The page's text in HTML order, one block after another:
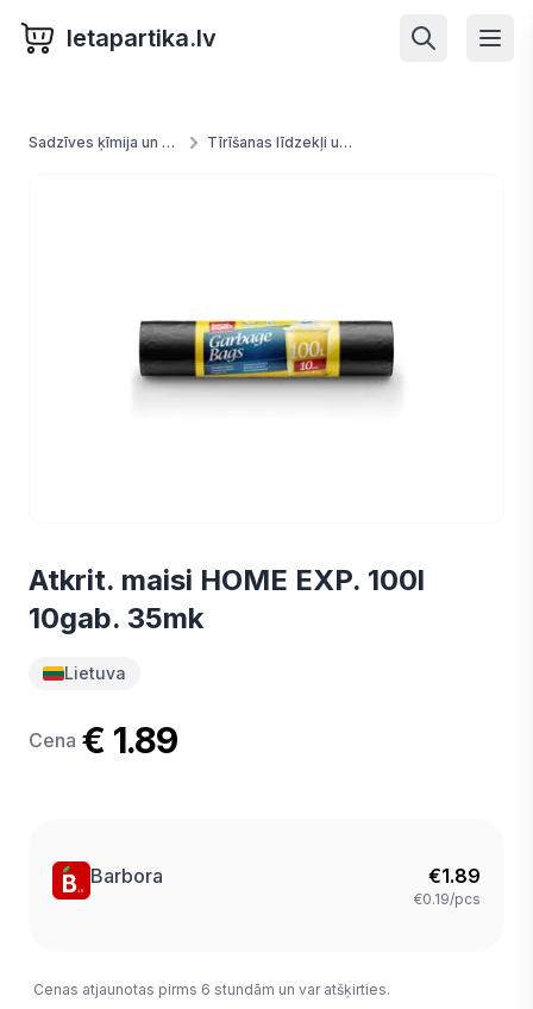
letapartika.lv
Sadzīves ķīmija un preces Tīrīšanas līdzekļi un piederumi
Atkrit. maisi HOME EXP. 100l
10gab. 35mk
Lietuva
Cena € 1.89
Barbora €1.89
€0.19/pcs
Cenas atjaunotas pirms 6 stundām un var atšķirties.